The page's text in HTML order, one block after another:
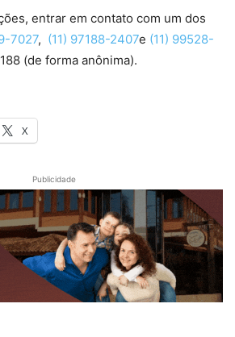
entrar em contato com um dos
7027, (11) 97188-2407e (11) 99528-
(de forma anônima).
X
Publicidade